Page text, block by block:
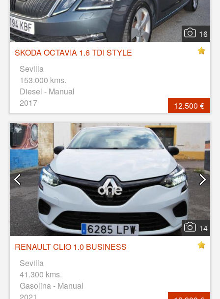
16
SKODA OCTAVIA 1.6 TDI STYLE
Sevilla
153.000 kms.
Diesel - Manual
2017
12.500 €
14
RENAULT CLIO 1.0 BUSINESS
Sevilla
41.300 kms.
Gasolina - Manual
2021